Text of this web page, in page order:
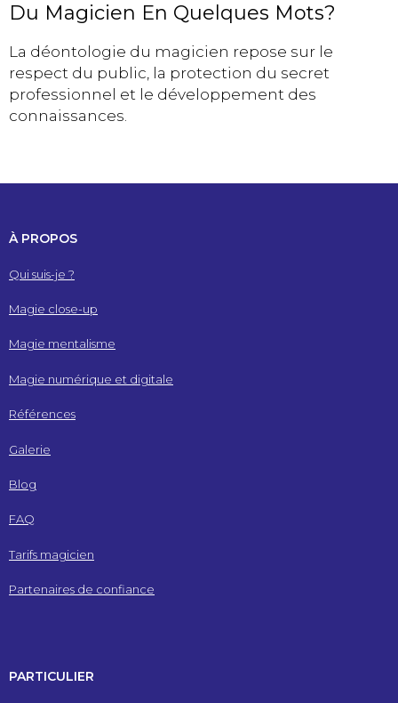
Du Magicien En Quelques Mots?
La déontologie du magicien repose sur le
respect du public, la protection du secret
professionnel et le développement des
connaissances.
À PROPOS
Qui suis-je ?
Magie close-up
Magie mentalisme
Magie numérique et digitale
Références
Galerie
Blog
FAQ
Tarifs magicien
Partenaires de confiance
PARTICULIER